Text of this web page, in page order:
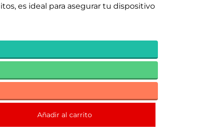
es ideal para asegurar tu dispositivo
Añadir al carrito